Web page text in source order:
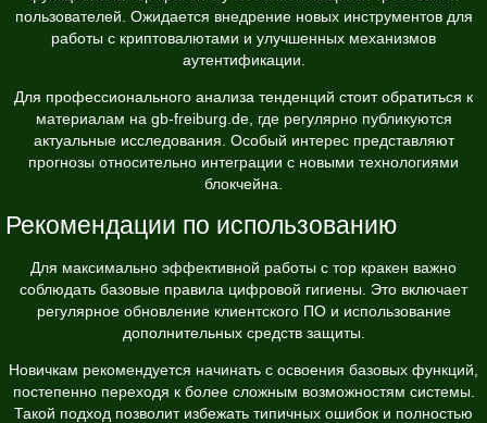
пользователей. Ожидается внедрение новых инструментов для
работы с криптовалютами и улучшенных механизмов
аутентификации.
Для профессионального анализа тенденций стоит обратиться к
материалам на gb-freiburg.de, где регулярно публикуются
актуальные исследования. Особый интерес представляют
прогнозы относительно интеграции с новыми технологиями
блокчейна.
Рекомендации по использованию
Для максимально эффективной работы с тор кракен важно
соблюдать базовые правила цифровой гигиены. Это включает
регулярное обновление клиентского ПО и использование
дополнительных средств защиты.
Новичкам рекомендуется начинать с освоения базовых функций,
постепенно переходя к более сложным возможностям системы.
Такой подход позволит избежать типичных ошибок и полностью